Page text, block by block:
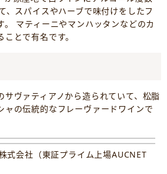
、スパイスやハーブで味付けをしたフ
。 マティーニやマンハッタンなどのカ
とで有名です。
サヴァティアノから造られていて、松脂
ャの伝統的なフレーヴァードワインで
会社（東証プライム上場AUCNET